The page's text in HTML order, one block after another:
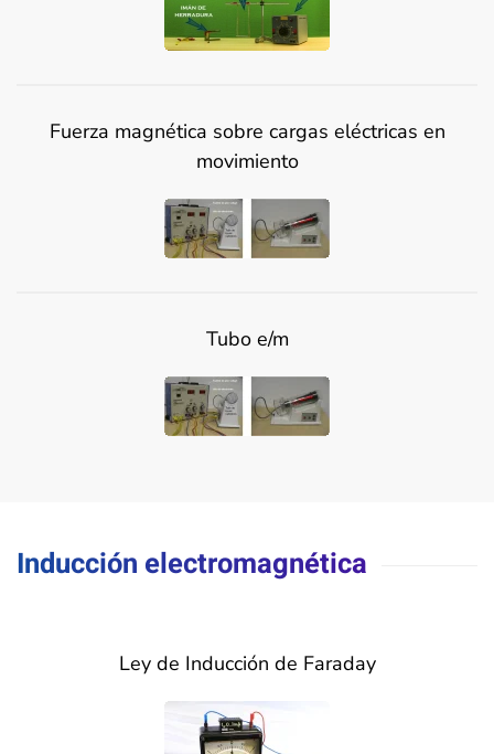
Fuerza magnética sobre cargas eléctricas en
movimiento
Tubo e/m
Inducción electromagnética
Ley de Inducción de Faraday